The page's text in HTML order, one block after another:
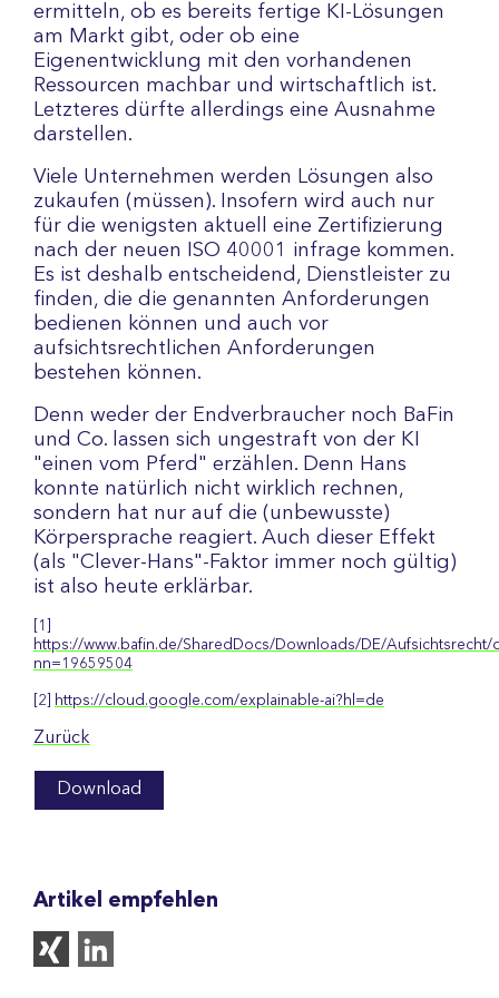
ermitteln, ob es bereits fertige KI-Lösungen
am Markt gibt, oder ob eine
Eigenentwicklung mit den vorhandenen
Ressourcen machbar und wirtschaftlich ist.
Letzteres dürfte allerdings eine Ausnahme
darstellen.
Viele Unternehmen werden Lösungen also
zukaufen (müssen). Insofern wird auch nur
für die wenigsten aktuell eine Zertifizierung
nach der neuen ISO 40001 infrage kommen.
Es ist deshalb entscheidend, Dienstleister zu
finden, die die genannten Anforderungen
bedienen können und auch vor
aufsichtsrechtlichen Anforderungen
bestehen können.
Denn weder der Endverbraucher noch BaFin
und Co. lassen sich ungestraft von der KI
"einen vom Pferd" erzählen. Denn Hans
konnte natürlich nicht wirklich rechnen,
sondern hat nur auf die (unbewusste)
Körpersprache reagiert. Auch dieser Effekt
(als "Clever-Hans"-Faktor immer noch gültig)
ist also heute erklärbar.
[1]
https://www.bafin.de/SharedDocs/Downloads/DE/
nn=19659504
[2] https://cloud.google.com/explainable-ai?hl=de
Zurück
Download
Artikel empfehlen